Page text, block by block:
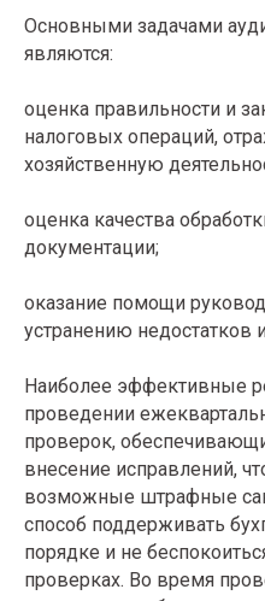
Основными задачами
являются:
оценка правильности и
налоговых операций,
хозяйственную
оценка качества
документации;
оказание помощи
устранению недостатков
Наиболее эффективные
проведении
проверок,
внесение исправлений,
возможные штрафные
способ поддерживать
порядке и не
проверках. Во время